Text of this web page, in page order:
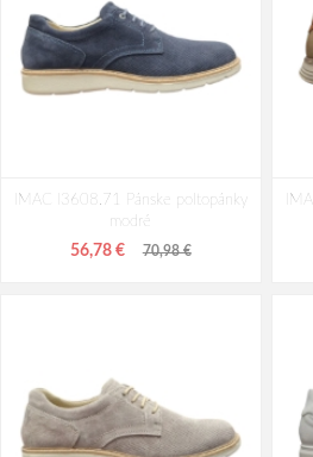
IMAC I3608.71 Pánske poltopánky
modré
56,78 € 70,98 €